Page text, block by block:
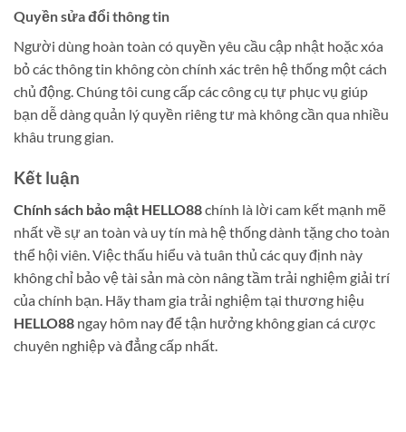
Quyền sửa đổi thông tin
Người dùng hoàn toàn có quyền yêu cầu cập nhật hoặc xóa
bỏ các thông tin không còn chính xác trên hệ thống một cách
chủ động. Chúng tôi cung cấp các công cụ tự phục vụ giúp
bạn dễ dàng quản lý quyền riêng tư mà không cần qua nhiều
khâu trung gian.
Kết luận
Chính sách bảo mật HELLO88chính là lời cam kết mạnh mẽ
nhất về sự an toàn và uy tín mà hệ thống dành tặng cho toàn
thể hội viên. Việc thấu hiểu và tuân thủ các quy định này
không chỉ bảo vệ tài sản mà còn nâng tầm trải nghiệm giải trí
của chính bạn. Hãy tham gia trải nghiệm tại thương hiệu
HELLO88 ngay hôm nay để tận hưởng không gian cá cược
chuyên nghiệp và đẳng cấp nhất.